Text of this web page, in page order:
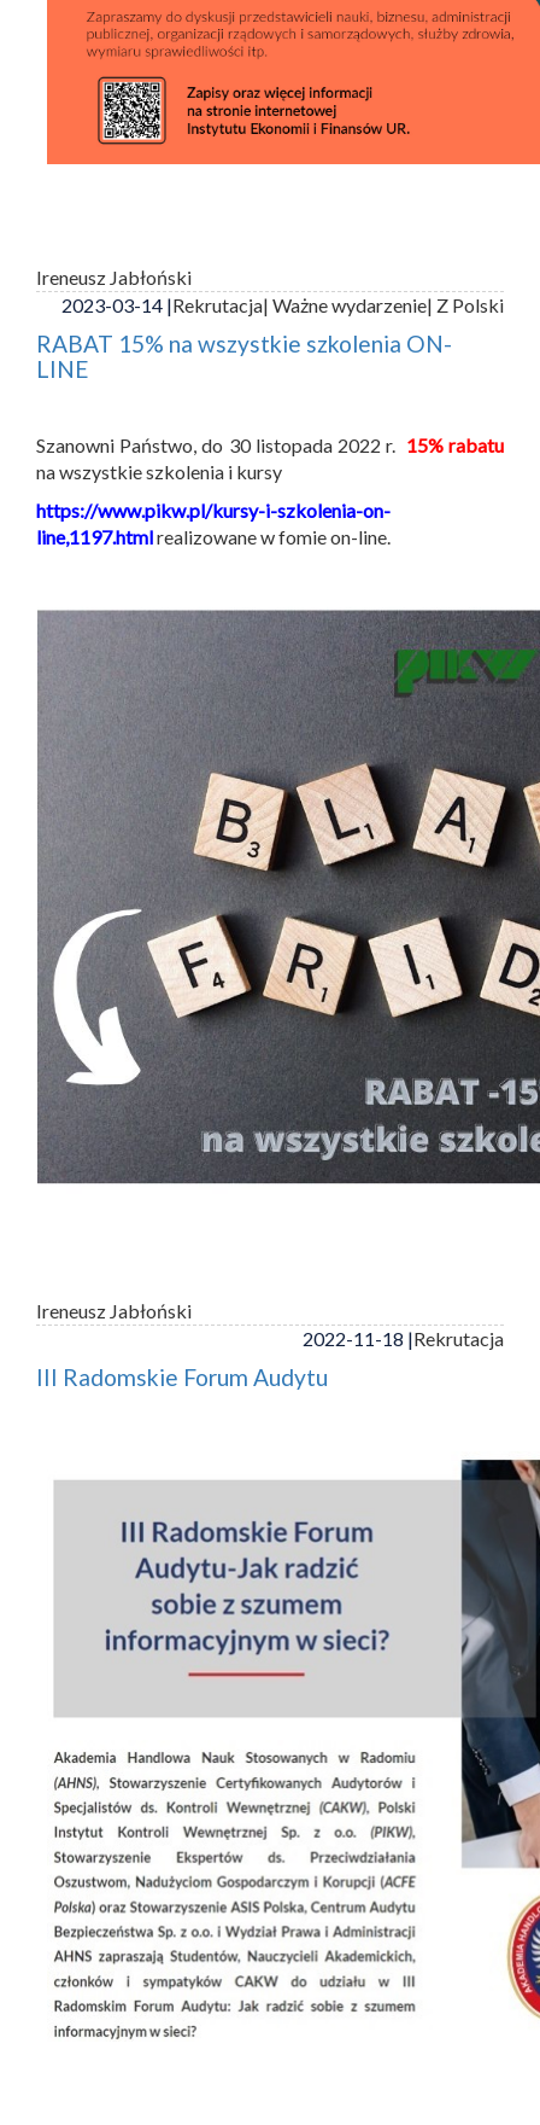
Ireneusz Jabłoński
2023-03-14 |Rekrutacja| Ważne wydarzenie| Z Polski
RABAT 15% na wszystkie szkolenia ON-
LINE
Szanowni Państwo, do 30 listopada 2022 r. 15% rabatu
na wszystkie szkolenia i kursy
https://www.pikw.pl/kursy-i-szkolenia-on-
line,1197.htmlrealizowane w fomie on-line.
Ireneusz Jabłoński
2022-11-18 |Rekrutacja
III Radomskie Forum Audytu